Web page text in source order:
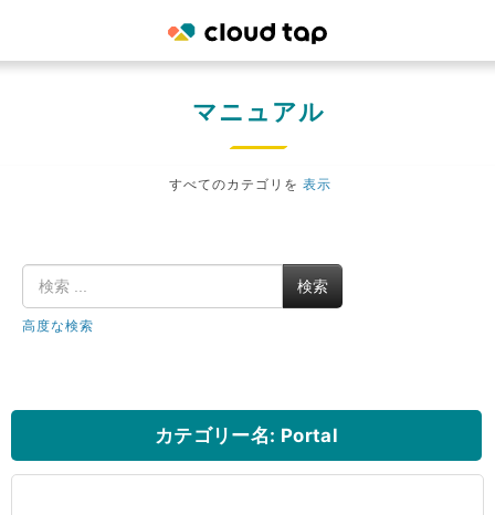
マニュアル
すべてのカテゴリを 表示
検索
高度な検索
カテゴリー名: Portal